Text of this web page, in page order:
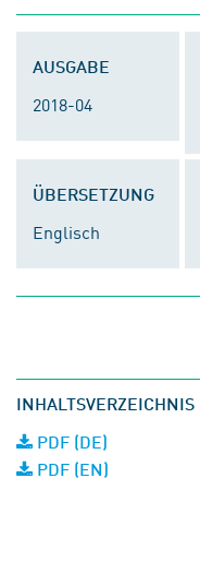
AUSGABE
2018-04
ÜBERSETZUNG
Englisch
INHALTSVERZEICHNIS
PDF (DE)
PDF (EN)